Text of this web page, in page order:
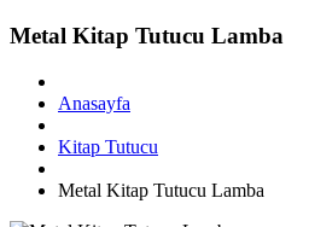
Metal Kitap Tutucu Lamba
Anasayfa
Kitap Tutucu
Metal Kitap Tutucu Lamba